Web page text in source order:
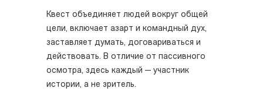
Квест объединяет людей вокруг общей
цели, включает азарт и командный дух,
заставляет думать, договариваться и
действовать. В отличие от пассивного
осмотра, здесь каждый — участник
истории, а не зритель.